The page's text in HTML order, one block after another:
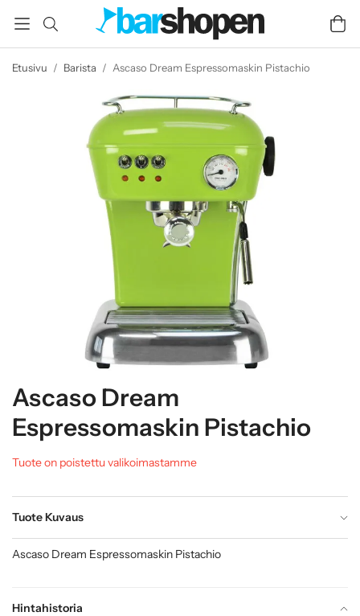
Etusivu / Barista / Ascaso Dream Espressomaskin Pistachio
Ascaso Dream
Espressomaskin Pistachio
Tuote on poistettu valikoimastamme
Tuote Kuvaus
Hintahistoria
Ascaso Dream Espressomaskin Pistachio